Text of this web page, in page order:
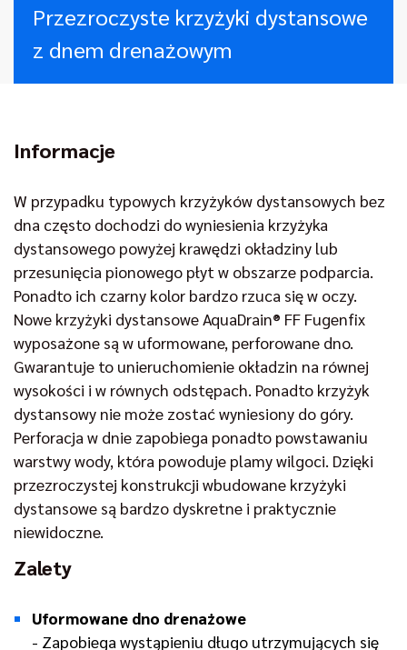
Przezroczyste krzyżyki dystansowe
z dnem drenażowym
Informacje
W przypadku typowych krzyżyków dystansowych bez
dna często dochodzi do wyniesienia krzyżyka
dystansowego powyżej krawędzi okładziny lub
przesunięcia pionowego płyt w obszarze podparcia.
Ponadto ich czarny kolor bardzo rzuca się w oczy.
Nowe krzyżyki dystansowe AquaDrain® FF Fugenfix
wyposażone są w uformowane, perforowane dno.
Gwarantuje to unieruchomienie okładzin na równej
wysokości i w równych odstępach. Ponadto krzyżyk
dystansowy nie może zostać wyniesiony do góry.
Perforacja w dnie zapobiega ponadto powstawaniu
warstwy wody, która powoduje plamy wilgoci. Dzięki
przezroczystej konstrukcji wbudowane krzyżyki
dystansowe są bardzo dyskretne i praktycznie
niewidoczne.
Zalety
Uformowane dno drenażowe
- Zapobiega wystąpieniu długo utrzymujących się